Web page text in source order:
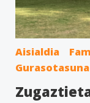
Aisialdia
Gurasotasuna